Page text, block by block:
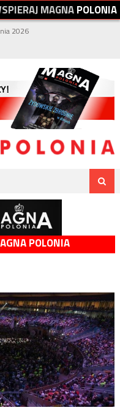
SPIERAJMAGNAPOLONIA
2026
POLONIA